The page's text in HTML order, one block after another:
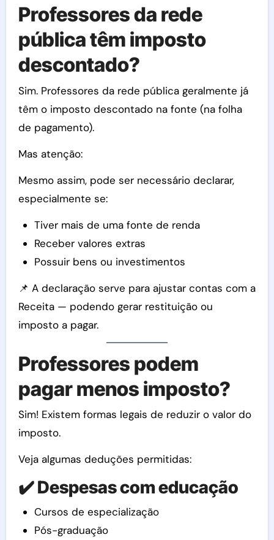
Professores da rede
pública têm imposto
descontado?
Sim. Professores da rede pública geralmente já
têm o imposto descontado na fonte (na folha
de pagamento).
Mas atenção:
Mesmo assim, pode ser necessário declarar,
especialmente se:
Tiver mais de uma fonte de renda
Receber valores extras
Possuir bens ou investimentos
📌 A declaração serve para ajustar contas com a
Receita — podendo gerar restituição ou
imposto a pagar.
Professores podem
pagar menos imposto?
Sim! Existem formas legais de reduzir o valor do
imposto.
Veja algumas deduções permitidas:
✔️ Despesas com educação
Cursos de especialização
Pós-graduação